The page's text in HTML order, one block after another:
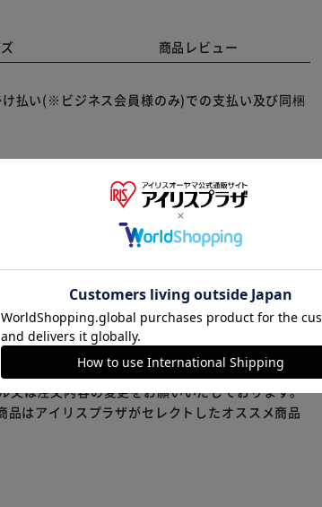
商品レビュー
払い(※ビジネス会員様のみ)での支払い及び同梱
に流せて、経済的なたっぷり大容量タイプのお
めご了承ください。
でお時間を頂く場合がございます。
又は注文内容の変更をお願いいたしております。
品はアイリスプラザがセレクトしたオススメ商品
※ご確認ください